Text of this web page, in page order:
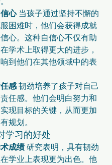
心 当孩子通过坚持不懈的
困难时，他们会获得成就
心。这种自信心不仅有助
学术上取得更大的进步，
到他们在其他领域中的表
感 韧劲培养了孩子对自己
任感。他们会明白努力和
现目标的关键，从而更加
规划。
学习的好处
成绩 研究表明，具有韧劲
学业上表现更为出色。他